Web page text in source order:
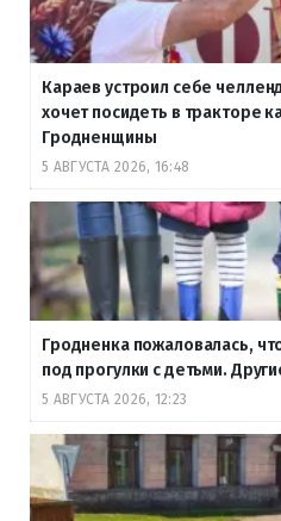
Караев устроил себе
хочет посидеть в тракторе
Гродненщины
5 АВГУСТА 2026, 16:48
Гродненка пожаловалась,
под прогулки с детьми.
5 АВГУСТА 2026, 12:23